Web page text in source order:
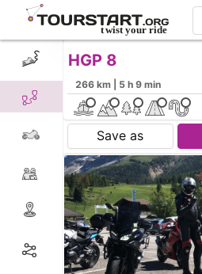
CREATE TOUR
HGP 8
266 km | 5 h 9 min
Save as